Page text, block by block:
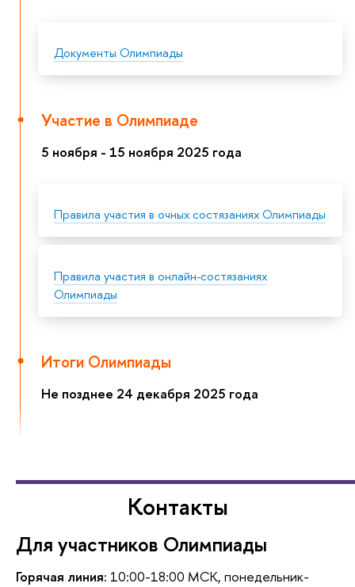
Документы Олимпиады
Участие в Олимпиаде
5 ноября - 15 ноября 2025 года
Правила участия в очных состязаниях Олимпиады
Правила участия в онлайн-состязаниях
Олимпиады
Итоги Олимпиады
Не позднее 24 декабря 2025 года
Контакты
Для участников Олимпиады
Горячая линия: 10:00-18:00 МСК, понедельник-